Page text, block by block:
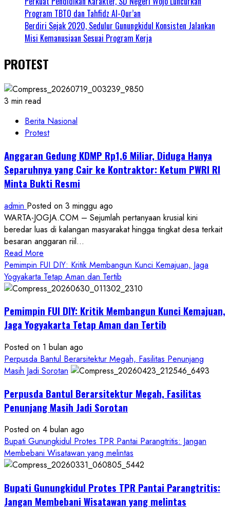
Program TBTQ dan Tahfidz Al-Qur’an
Berdiri Sejak 2020, Sedulur Gunungkidul Konsisten Jalankan
Misi Kemanusiaan Sesuai Program Kerja
PROTEST
3 min read
Berita Nasional
Protest
Anggaran Gedung KDMP Rp1,6 Miliar, Diduga Hanya
Separuhnya yang Cair ke Kontraktor: Ketum PWRI RI
Minta Bukti Resmi
admin Posted on 3 minggu ago
WARTA-JOGJA.COM – Sejumlah pertanyaan krusial kini
beredar luas di kalangan masyarakat hingga tingkat desa terkait
besaran anggaran riil...
Read More
more
about
Anggaran
KDMP
Rp1,6
Diduga
Hanya
Separuhnya
Cair
ke
Ketum
PWRI
RI
Minta
Resmi
Pemimpin FUI DIY: Kritik Membangun Kunci Kemajuan, Jaga
Yogyakarta Tetap Aman dan Tertib
Pemimpin FUI DIY: Kritik Membangun Kunci Kemajuan,
Jaga Yogyakarta Tetap Aman dan Tertib
Posted on 1 bulan ago
Perpusda Bantul Berarsitektur Megah, Fasilitas Penunjang
Masih Jadi Sorotan
Perpusda Bantul Berarsitektur Megah, Fasilitas
Penunjang Masih Jadi Sorotan
Posted on 4 bulan ago
Bupati Gunungkidul Protes TPR Pantai Parangtritis: Jangan
Membebani Wisatawan yang melintas
Bupati Gunungkidul Protes TPR Pantai Parangtritis:
Jangan Membebani Wisatawan yang melintas